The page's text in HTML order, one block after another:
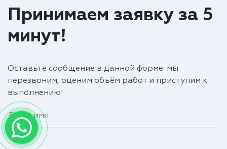
Принимаем заявку за 5
минут!
Оставьте сообщение в данной форме: мы
перезвоним, оценим объём работ и приступим к
выполнению!